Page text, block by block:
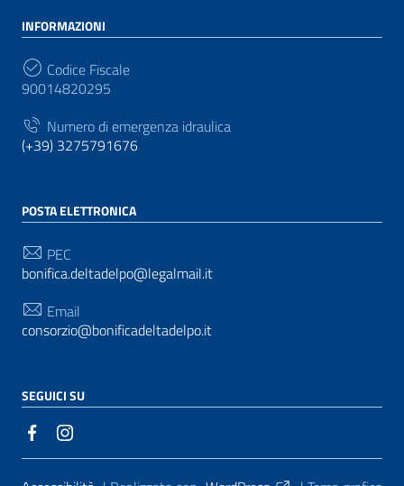
INFORMAZIONI
Codice Fiscale
90014820295
Numero di emergenza idraulica
(+39) 3275791676
POSTA ELETTRONICA
PEC
bonifica.deltadelpo@legalmail.it
Email
consorzio@bonificadeltadelpo.it
SEGUICI SU